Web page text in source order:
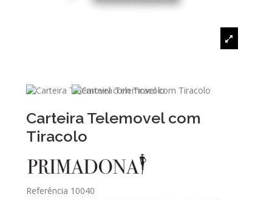
Carteira Telemovel com
Tiracolo
Referência 10040